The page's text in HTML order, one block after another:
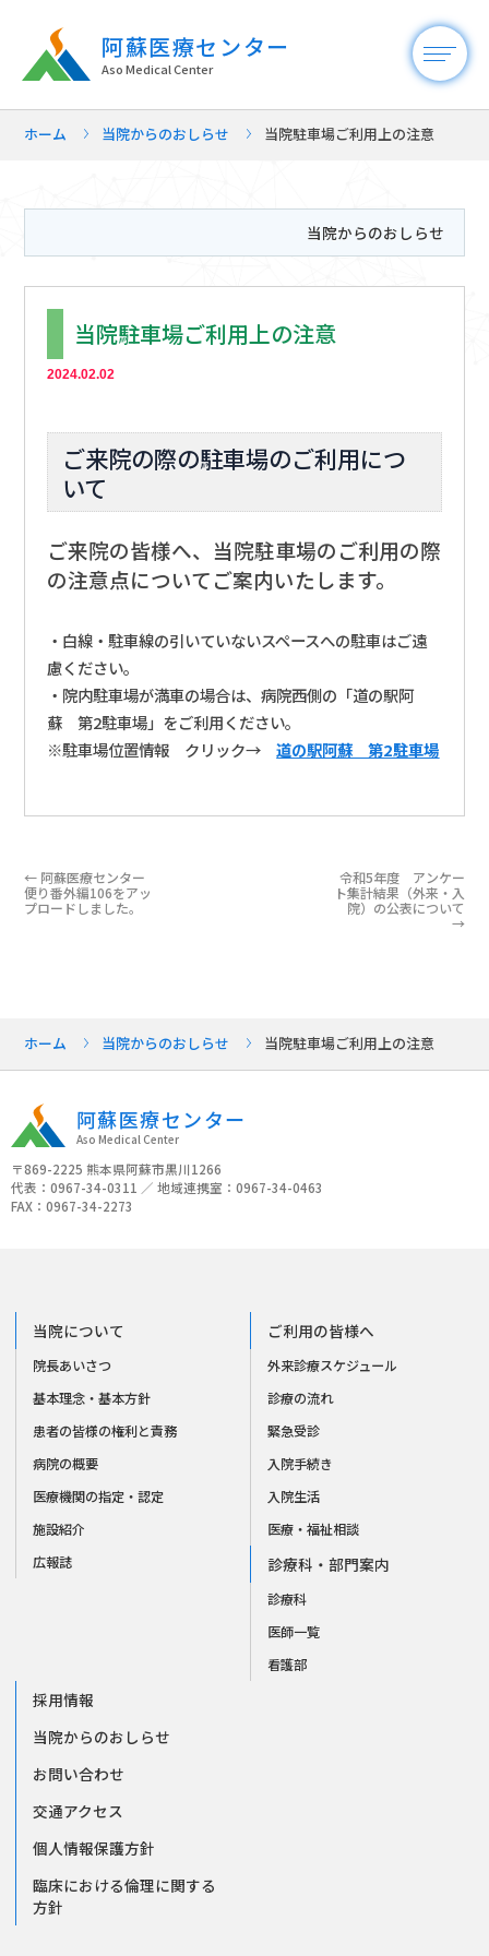
阿蘇医療センター
Aso Medical Center
ホーム 当院からのおしらせ 当院駐車場ご利用上の注意
当院からのおしらせ
当院駐車場ご利用上の注意
2024.02.02
ご来院の際の駐車場のご利用につ
いて
ご来院の皆様へ、当院駐車場のご利用の際
の注意点についてご案内いたします。
・白線・駐車線の引いていないスペースへの駐車はご遠
慮ください。
・院内駐車場が満車の場合は、病院西側の「道の駅阿
蘇 第2駐車場」をご利用ください。
※駐車場位置情報 クリック→道の駅阿蘇 第2駐車場
← 阿蘇医療センター
便り番外編106をアッ
プロードしました。
令和5年度 アンケー
ト集計結果（外来・入
院）の公表について
→
ホーム 当院からのおしらせ 当院駐車場ご利用上の注意
阿蘇医療センター
Aso Medical Center
〒869-2225 熊本県阿蘇市黒川1266
代表：0967-34-0311 ／ 地域連携室：0967-34-0463
FAX：0967-34-2273
当院について
院長あいさつ
基本理念・基本方針
患者の皆様の権利と責務
病院の概要
医療機関の指定・認定
施設紹介
広報誌
ご利用の皆様へ
外来診療スケジュール
診療の流れ
緊急受診
入院手続き
入院生活
医療・福祉相談
診療科・部門案内
診療科
医師一覧
看護部
採用情報
当院からのおしらせ
お問い合わせ
交通アクセス
個人情報保護方針
臨床における倫理に関する
方針